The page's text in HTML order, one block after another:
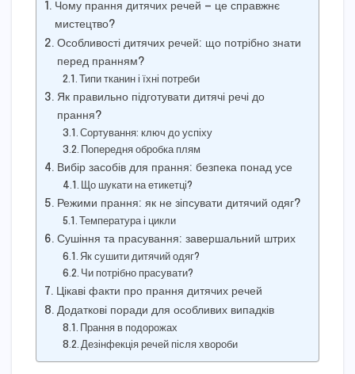
Чому прання дитячих речей — це справжнє
мистецтво?
Особливості дитячих речей: що потрібно знати
перед пранням?
Типи тканин і їхні потреби
Як правильно підготувати дитячі речі до
прання?
Сортування: ключ до успіху
Попередня обробка плям
Вибір засобів для прання: безпека понад усе
Що шукати на етикетці?
Режими прання: як не зіпсувати дитячий одяг?
Температура і цикли
Сушіння та прасування: завершальний штрих
Як сушити дитячий одяг?
Чи потрібно прасувати?
Цікаві факти про прання дитячих речей
Додаткові поради для особливих випадків
Прання в подорожах
Дезінфекція речей після хвороби